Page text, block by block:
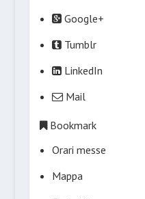
Google+
Tumblr
LinkedIn
Mail
Bookmark
Orari messe
Mappa